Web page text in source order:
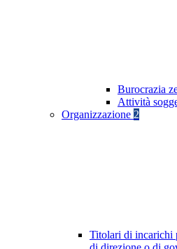
Burocrazia
Attività
Organizzazione 2
Titolari di incarichi